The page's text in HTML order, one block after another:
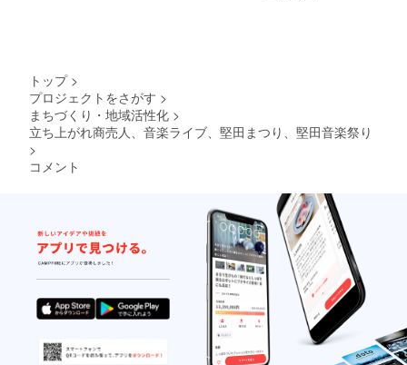
トップ >
プロジェクトをさがす >
まちづくり・地域活性化 >
立ち上がれ商売人、音楽ライブ、堅田まつり、堅田音楽祭り
>
コメント